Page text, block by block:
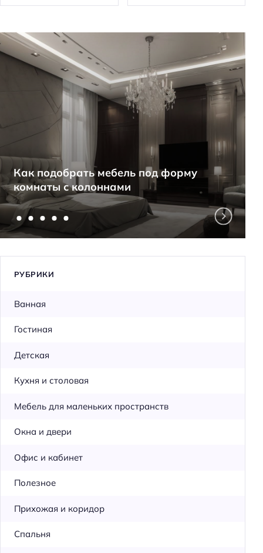
Как подобрать мебель под форму
комнаты с колоннами
РУБРИКИ
Ванная
Гостиная
Детская
Кухня и столовая
Мебель для маленьких пространств
Окна и двери
Офис и кабинет
Полезное
Прихожая и коридор
Спальня